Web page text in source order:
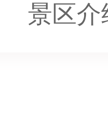
景区介